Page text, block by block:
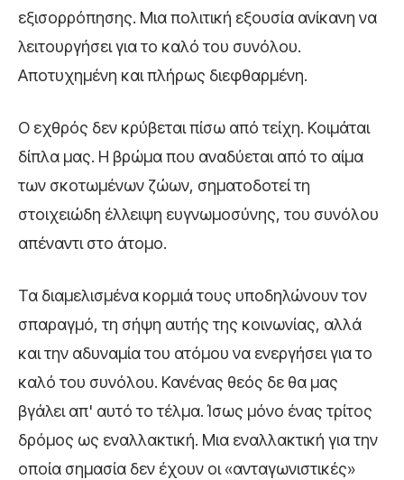
εξισορρόπησης. Μια πολιτική εξουσία ανίκανη να
λειτουργήσει για το καλό του συνόλου.
Αποτυχημένη και πλήρως διεφθαρμένη.
Ο εχθρός δεν κρύβεται πίσω από τείχη. Κοιμάται
δίπλα μας. Η βρώμα που αναδύεται από το αίμα
των σκοτωμένων ζώων, σηματοδοτεί τη
στοιχειώδη έλλειψη ευγνωμοσύνης, του συνόλου
απέναντι στο άτομο.
Τα διαμελισμένα κορμιά τους υποδηλώνουν τον
σπαραγμό, τη σήψη αυτής της κοινωνίας, αλλά
και την αδυναμία του ατόμου να ενεργήσει για το
καλό του συνόλου. Κανένας θεός δε θα μας
βγάλει απ' αυτό το τέλμα. Ίσως μόνο ένας τρίτος
δρόμος ως εναλλακτική. Μια εναλλακτική για την
οποία σημασία δεν έχουν οι «ανταγωνιστικές»